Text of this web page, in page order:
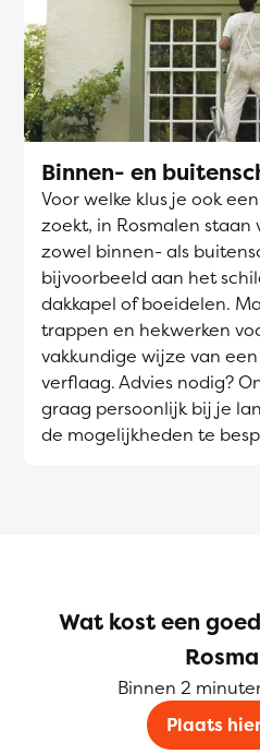
Binnen- en
Voor welke klus je ook
zoekt, in Rosmalen staan
zowel binnen- als
bijvoorbeeld aan het
dakkapel of boeidelen.
trappen en hekwerken
vakkundige wijze van
verflaag. Advies nodig?
graag persoonlijk bij je
de mogelijkheden te
Wat kost een
Binnen 2
Plaats